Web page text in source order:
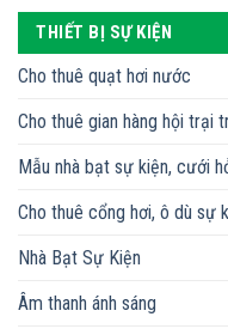
THIẾT BỊ SỰ KIỆN
Cho thuê quạt hơi nước
Cho thuê gian hàng hội trại
Mẫu nhà bạt sự kiện, cưới
Cho thuê cổng hơi, ô dù sự
Nhà Bạt Sự Kiện
Âm thanh ánh sáng